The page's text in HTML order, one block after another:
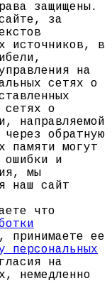
защищены.
за
источников, в
на
сетях о
сетях о
направляемой
обратную
памяти могут
ошибки и
мы
наш сайт
что
принимаете ее
персональных
на
немедленно